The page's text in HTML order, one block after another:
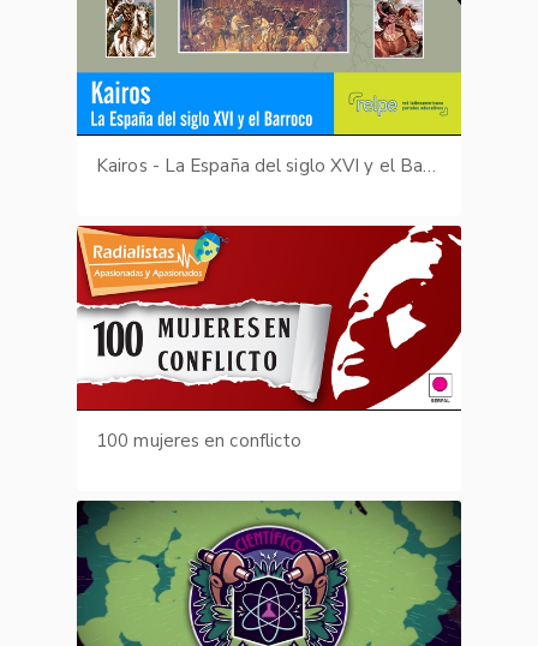
Kairos - La España del siglo XVI y el Barroco
100 mujeres en conflicto